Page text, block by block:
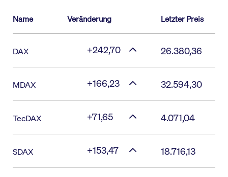
Name Veränderung Letzter Preis
DAX +242,70 26.380,36
MDAX +166,23 32.594,30
TecDAX +71,65 4.071,04
SDAX +153,47 18.716,13